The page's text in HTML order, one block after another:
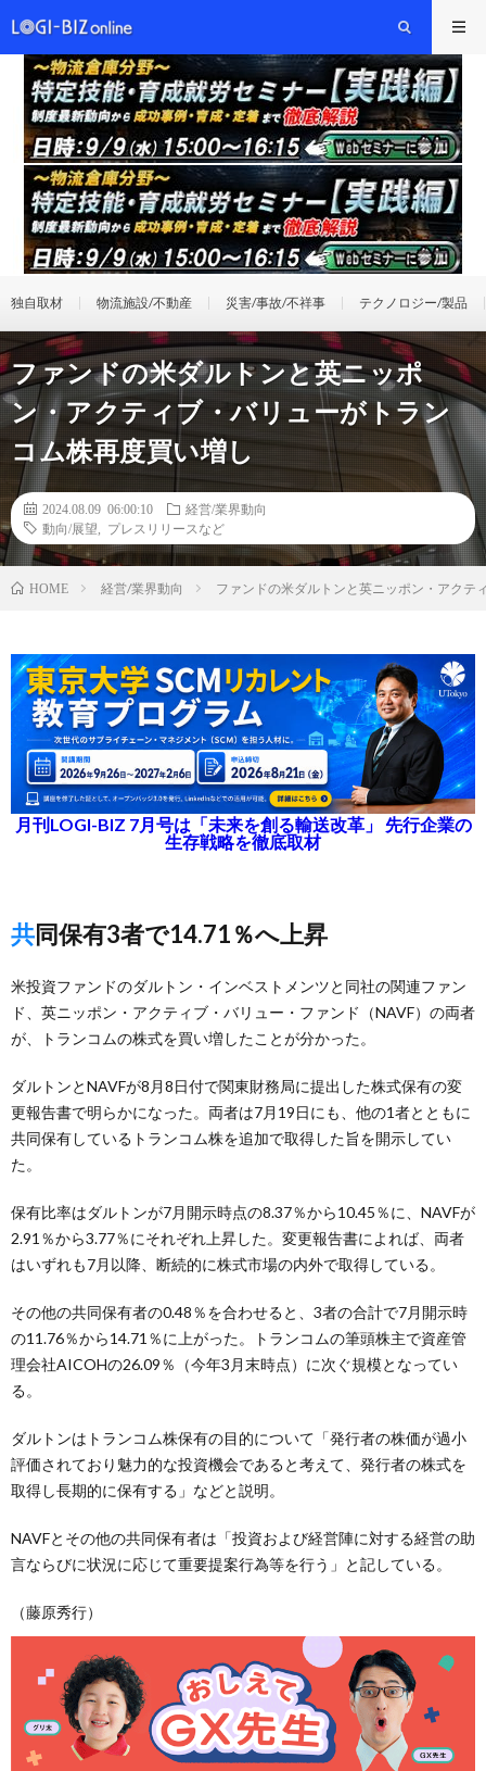
独自取材 物流施設/不動産 災害/事故/不祥事 テクノロジー/製品
ファンドの米ダルトンと英ニッポ
ン・アクティブ・バリューがトラン
コム株再度買い増し
2024.08.09 06:00:10
経営/業界動向
動向/展望
プレスリリースなど
HOME 経営/業界動向 ファンドの米ダルトンと英ニッポン・アクテ
月刊LOGI-BIZ 7月号は「未来を創る輸送改革」 先行企業の
生存戦略を徹底取材
共同保有3者で14.71％へ上昇
米投資ファンドのダルトン・インベストメンツと同社の関連ファン
ド、英ニッポン・アクティブ・バリュー・ファンド（NAVF）の両者
が、トランコムの株式を買い増したことが分かった。
ダルトンとNAVFが8月8日付で関東財務局に提出した株式保有の変
更報告書で明らかになった。両者は7月19日にも、他の1者とともに
共同保有しているトランコム株を追加で取得した旨を開示してい
た。
保有比率はダルトンが7月開示時点の8.37％から10.45％に、NAVFが
2.91％から3.77％にそれぞれ上昇した。変更報告書によれば、両者
はいずれも7月以降、断続的に株式市場の内外で取得している。
その他の共同保有者の0.48％を合わせると、3者の合計で7月開示時
の11.76％から14.71％に上がった。トランコムの筆頭株主で資産管
理会社AICOHの26.09％（今年3月末時点）に次ぐ規模となってい
る。
ダルトンはトランコム株保有の目的について「発行者の株価が過小
評価されており魅力的な投資機会であると考えて、発行者の株式を
取得し長期的に保有する」などと説明。
NAVFとその他の共同保有者は「投資および経営陣に対する経営の助
言ならびに状況に応じて重要提案行為等を行う」と記している。
（藤原秀行）